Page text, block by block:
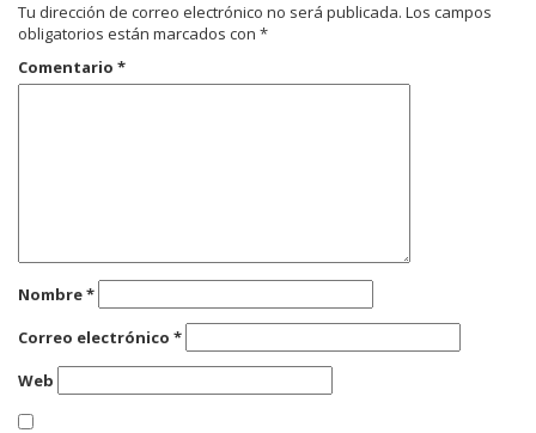
Tu dirección de correo electrónico no será publicada. Los campos
obligatorios están marcados con *
Comentario *
Nombre*
Correo electrónico *
Web